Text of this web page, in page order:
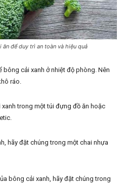
để duy trì an toàn và hiệu quả
bông cải xanh ở nhiệt độ phòng. Nên
ráo.
trong một túi đựng đồ ăn hoặc
hãy đặt chúng trong một chai nhựa
bông cải xanh, hãy đặt chúng trong